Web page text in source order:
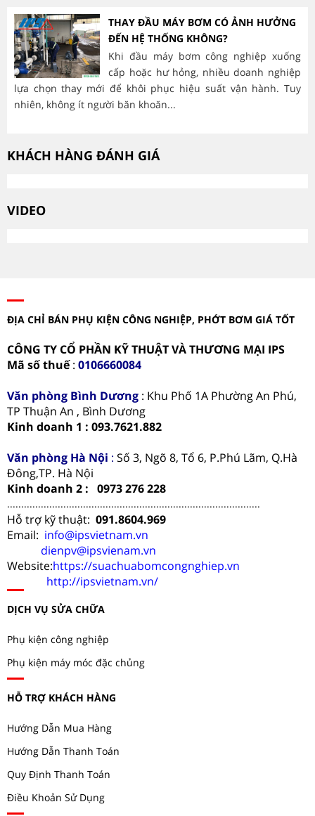
THAY ĐẦU MÁY BƠM CÓ ẢNH HƯỞNG
ĐẾN HỆ THỐNG KHÔNG?
Khi đầu máy bơm công nghiệp xuống
cấp hoặc hư hỏng, nhiều doanh nghiệp
lựa chọn thay mới để khôi phục hiệu suất vận hành. Tuy
nhiên, không ít người băn khoăn...
KHÁCH HÀNG ĐÁNH GIÁ
VIDEO
ĐỊA CHỈ BÁN PHỤ KIỆN CÔNG NGHIỆP, PHỚT BƠM GIÁ TỐT
CÔNG TY CỔ PHẦN KỸ THUẬT VÀ THƯƠNG MẠI IPS
Mã số thuế: 0106660084
Văn phòng Bình Dương : Khu Phố 1A Phường An Phú,
TP Thuận An , Bình Dương
Kinh doanh 1 : 093.7621.882
Văn phòng Hà Nội : Số 3, Ngõ 8, Tổ 6, P.Phú Lãm, Q.Hà
Đông,TP. Hà Nội
Kinh doanh 2 : 0973 276 228
..........................................................................................
Hỗ trợ kỹ thuật: 091.8604.969
Email: info@ipsvietnam.vn
dienpv@ipsvienam.vn
Website:https://suachuabomcongnghiep.vn
http://ipsvietnam.vn/
DỊCH VỤ SỬA CHỮA
Phụ kiện công nghiệp
Phụ kiện máy móc đặc chủng
HỖ TRỢ KHÁCH HÀNG
Hướng Dẫn Mua Hàng
Hướng Dẫn Thanh Toán
Quy Định Thanh Toán
Điều Khoản Sử Dụng